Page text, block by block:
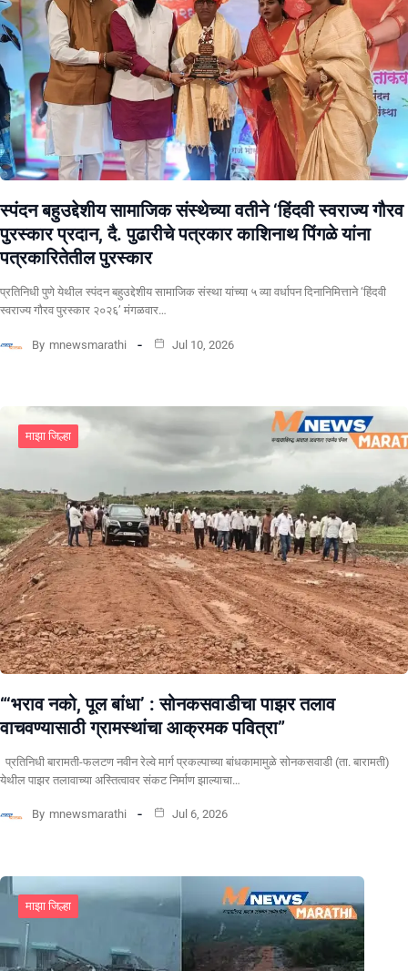
स्पंदन बहुउद्देशीय सामाजिक संस्थेच्या वतीने ‘हिंदवी स्वराज्य गौरव
पुरस्कार प्रदान, दै. पुढारीचे पत्रकार काशिनाथ पिंगळे यांना
पत्रकारितेतील पुरस्कार
प्रतिनिधी पुणे येथील स्पंदन बहुउद्देशीय सामाजिक संस्था यांच्या ५ व्या वर्धापन दिनानिमित्ताने ‘हिंदवी
स्वराज्य गौरव पुरस्कार २०२६’ मंगळवार…
By mnewsmarathi Jul 10, 2026
माझा जिल्हा
“‘भराव नको, पूल बांधा’ : सोनकसवाडीचा पाझर तलाव
वाचवण्यासाठी ग्रामस्थांचा आक्रमक पवित्रा”
प्रतिनिधी बारामती-फलटण नवीन रेल्वे मार्ग प्रकल्पाच्या बांधकामामुळे सोनकसवाडी (ता. बारामती)
येथील पाझर तलावाच्या अस्तित्वावर संकट निर्माण झाल्याचा…
By mnewsmarathi Jul 6, 2026
माझा जिल्हा